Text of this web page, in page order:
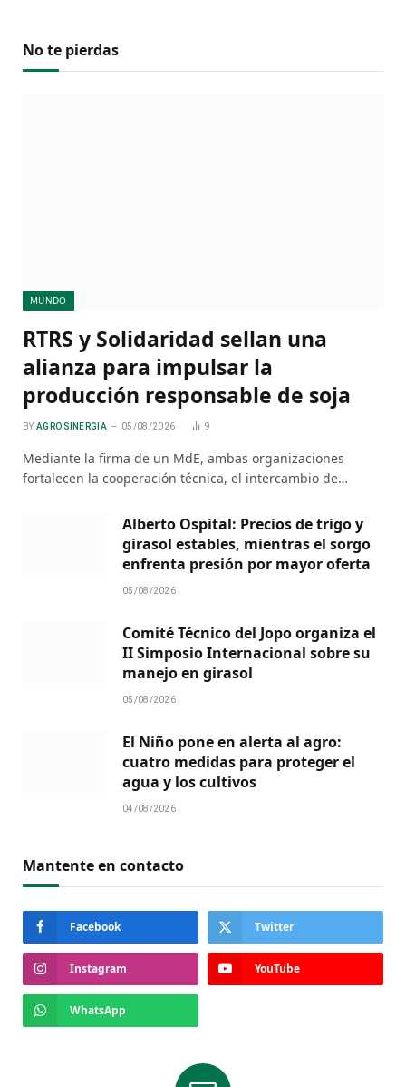
No te pierdas
MUNDO
RTRS y Solidaridad sellan una
alianza para impulsar la
producción responsable de soja
BY AGRO SINERGIA 05/08/2026 9
Mediante la firma de un MdE, ambas organizaciones
fortalecen la cooperación técnica, el intercambio de…
Alberto Ospital: Precios de trigo y
girasol estables, mientras el sorgo
enfrenta presión por mayor oferta
05/08/2026
Comité Técnico del Jopo organiza el
II Simposio Internacional sobre su
manejo en girasol
05/08/2026
El Niño pone en alerta al agro:
cuatro medidas para proteger el
agua y los cultivos
04/08/2026
Mantente en contacto
Facebook Twitter
Instagram YouTube
WhatsApp